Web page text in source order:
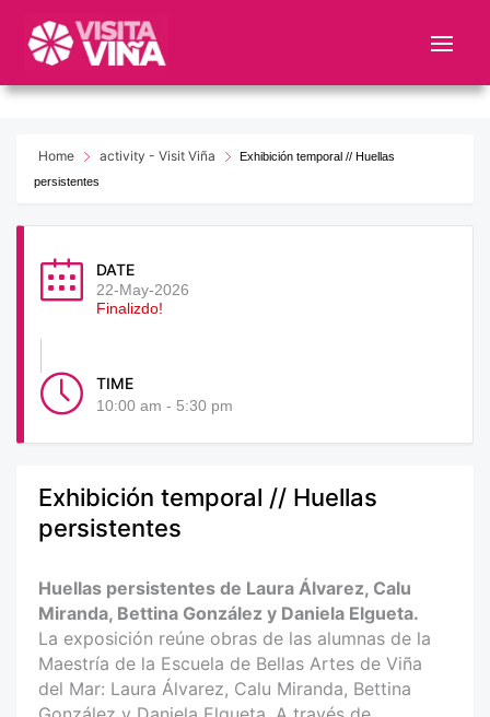
este
web
sistemaHome activity - Visit Viña
Exhibición temporal // Huellas
persistentes
DATE
22-May-2026
Finalizdo!
TIME
10:00 am - 5:30 pm
Exhibición temporal // Huellas
persistentes
Huellas persistentes de Laura Álvarez, Calu
Miranda, Bettina González y Daniela Elgueta.
La exposición reúne obras de las alumnas de la
Maestría de la Escuela de Bellas Artes de Viña
del Mar: Laura Álvarez, Calu Miranda, Bettina